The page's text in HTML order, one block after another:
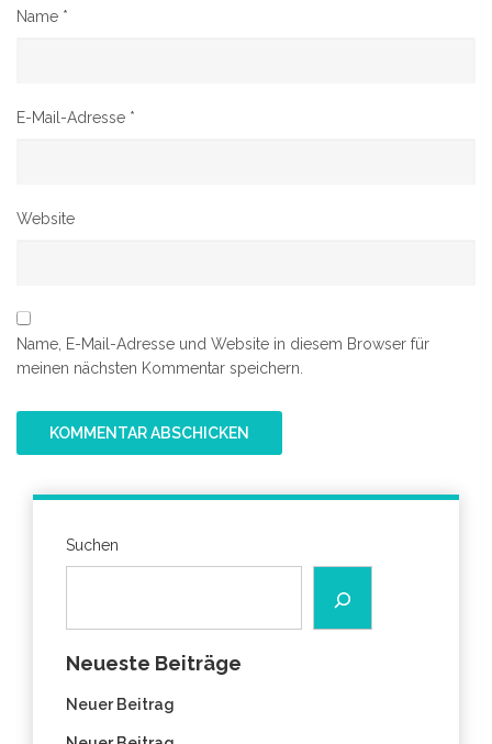
Name *
E-Mail-Adresse *
Website
Name, E-Mail-Adresse und Website in diesem Browser für
meinen nächsten Kommentar speichern.
Suchen
Neueste Beiträge
Neuer Beitrag